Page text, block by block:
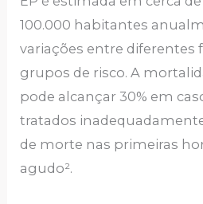
100.000 habitantes
variações entre diferentes
grupos de risco. A
pode alcançar 30% em
tratados
de morte nas primeiras
agudo².